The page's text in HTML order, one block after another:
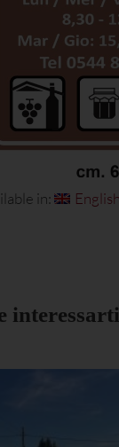
in: English